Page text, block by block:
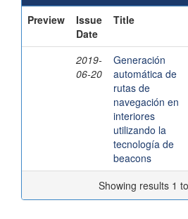
Preview
Issue
Date
Title
2019-
06-20
Generación
automática de
rutas de
navegación en
interiores
utilizando la
tecnología de
beacons
Showing results 1